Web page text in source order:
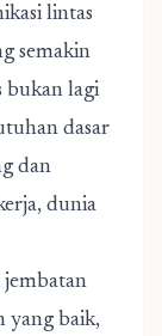
lintas
semakin
bukan lagi
dasar
dan
dunia
jembatan
yang baik,